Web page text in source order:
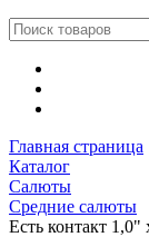
Главная страница
Каталог
Салюты
Средние салюты
Есть контакт 1,0"